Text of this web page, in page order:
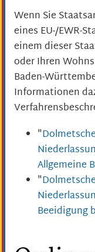
Wenn Sie
eines EU-/EWR-
einem dieser
oder Ihren
Baden-
Informationen
"
Allgemeine
"
Beeidigung